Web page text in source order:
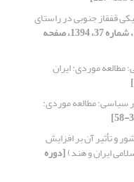
قفقاز جنوبی در راستای
[دوره 11، شماره 37، 1394، صفحه
مطالعه موردی: ایران
سیاسی؛ مطالعه موردی:
و تأثیر آن بر افزایش
ایران و هند)[دوره